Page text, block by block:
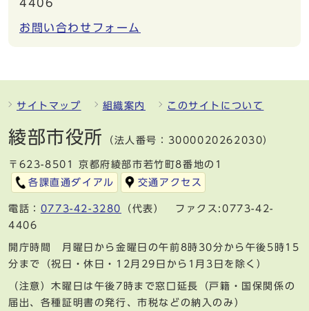
4406
お問い合わせフォーム
サイトマップ 組織案内 このサイトについて
綾部市役所 （法人番号：3000020262030）
〒623-8501 京都府綾部市若竹町8番地の1
各課直通ダイアル
交通アクセス
電話： 0773-42-3280
（代表） ファクス:0773-42-
4406
開庁時間 月曜日から金曜日の午前8時30分から午後5時15
分まで（祝日・休日・12月29日から1月3日を除く）
（注意）木曜日は午後7時まで窓口延長（戸籍・国保関係の
届出、各種証明書の発行、市税などの納入のみ）